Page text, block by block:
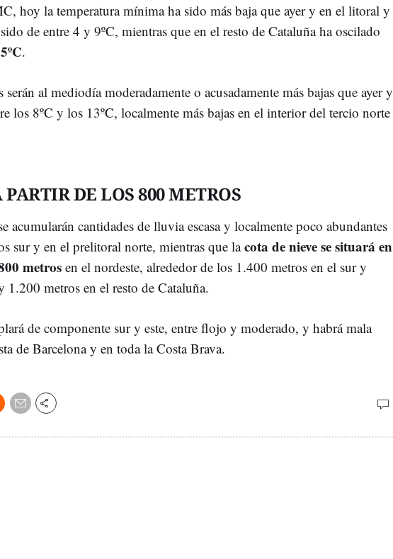
hoy la temperatura mínima ha sido más baja que ayer y en el litoral y
de entre 4 y 9ºC, mientras que en el resto de Cataluña ha oscilado
.
serán al mediodía moderadamente o acusadamente más bajas que ayer y
los 8ºC y los 13ºC, localmente más bajas en el interior del tercio norte
DE LOS 800 METROS
acumularán cantidades de lluvia escasa y localmente poco abundantes
sur y en el prelitoral norte, mientras que lacota de nieve se situará en
metrosen el nordeste, alrededor de los 1.400 metros en el sur y
1.200 metros en el resto de Cataluña.
de componente sur y este, entre flojo y moderado, y habrá mala
de Barcelona y en toda la Costa Brava.